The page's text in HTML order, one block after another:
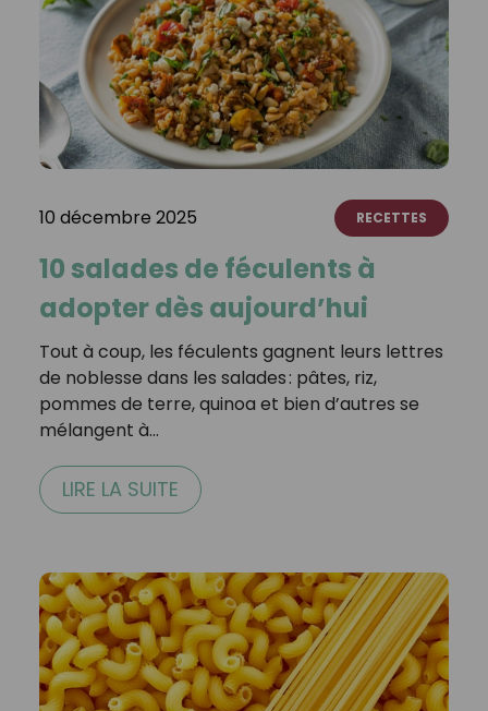
10 décembre 2025 RECETTES
10 salades de féculents à
adopter dès aujourd’hui
Tout à coup, les féculents gagnent leurs lettres
de noblesse dans les salades : pâtes, riz,
pommes de terre, quinoa et bien d’autres se
mélangent à…
LIRE LA SUITE